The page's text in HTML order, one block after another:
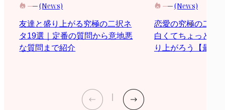
(News)
友達と盛り上がる究極の二択ネ
タ19選｜定番の質問から意地悪
な質問まで紹介
(News)
恋愛の究極の二択
白くてちょっと際
り上がろう【最新